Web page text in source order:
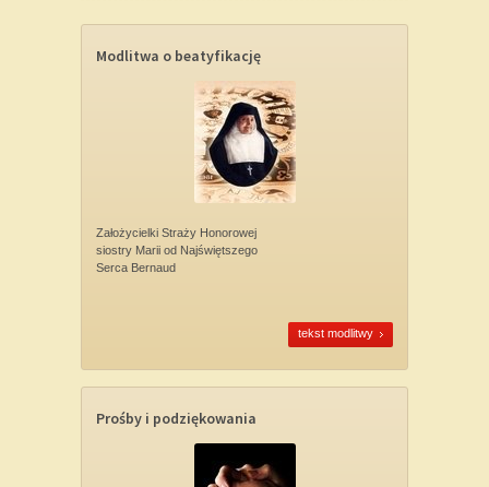
Modlitwa o beatyfikację
Założycielki Straży Honorowej
siostry Marii od Najświętszego
Serca Bernaud
tekst modlitwy
Prośby i podziękowania